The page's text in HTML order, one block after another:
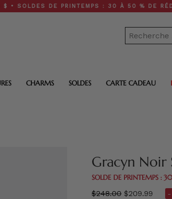
DE PRINTEMPS : 30 À 50 % DE
CHARMS SOLDES CARTE CADEAU
Gracyn Noir
SOLDE DE PRINTEMPS :
régulier
$248.00 $209.99 -